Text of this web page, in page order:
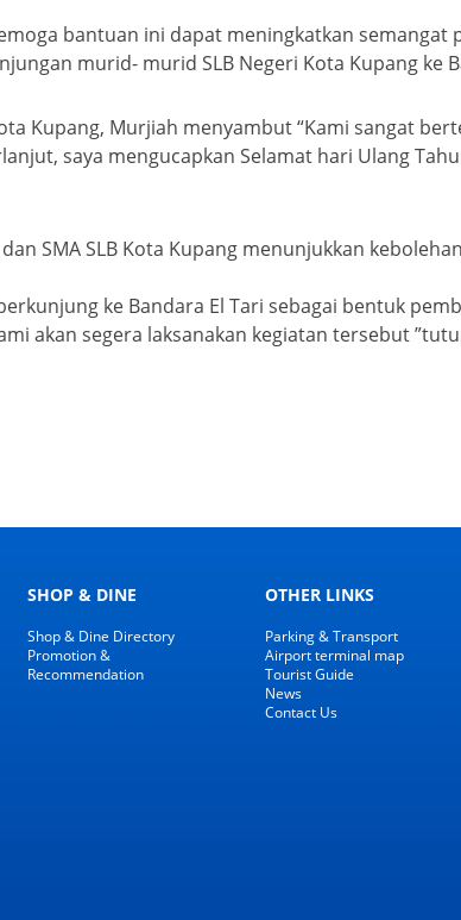
bantuan ini dapat meningkatkan
murid- murid SLB Negeri Kota Kupang ke
Kupang, Murjiah menyambut “Kami sangat
saya mengucapkan Selamat hari Ulang
SMA SLB Kota Kupang menunjukkan
ke Bandara El Tari sebagai bentuk
akan segera laksanakan kegiatan tersebut
SHOP & DINE
Shop & Dine Directory
Promotion &
Recommendation
OTHER LINKS
Parking & Transport
Airport terminal map
Tourist Guide
News
Contact Us